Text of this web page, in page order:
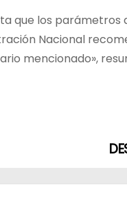
que los
Nacional
mencionado»,